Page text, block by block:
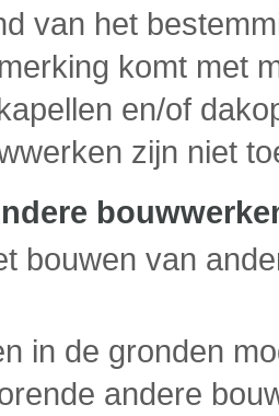
van het
komt met
en/of
zijn niet
bouwen van
in de gronden
andere